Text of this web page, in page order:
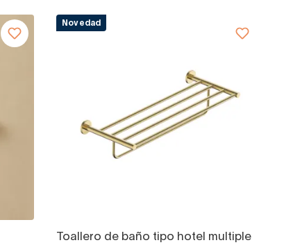
Novedad
Toallero de baño tipo hotel multiple